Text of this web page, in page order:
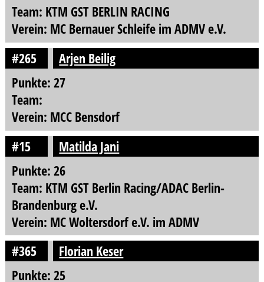
Team: KTM GST BERLIN RACING
Verein: MC Bernauer Schleife im ADMV e.V.
#265
Arjen Beilig
Punkte: 27
Team:
Verein: MCC Bensdorf
#15
Matilda Jani
Punkte: 26
Team: KTM GST Berlin Racing/ADAC Berlin-
Brandenburg e.V.
Verein: MC Woltersdorf e.V. im ADMV
#365
Florian Keser
Punkte: 25